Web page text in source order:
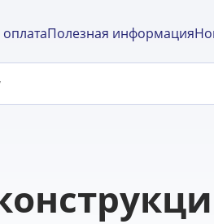
Полезная информация